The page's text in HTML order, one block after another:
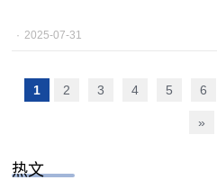
2025-07-31
1 2 3 4 5 6
»
热文